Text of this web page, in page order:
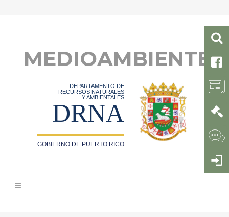
MEDIOAMBIENTE
DEPARTAMENTO DE
RECURSOS NATURALES
Y AMBIENTALES
DRNA
GOBIERNO DE PUERTO RICO